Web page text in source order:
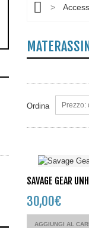
>
MATERASSINI
Ordina Prezzo:
SAVAGE GEAR
30,00€
AGGIUNGI AL